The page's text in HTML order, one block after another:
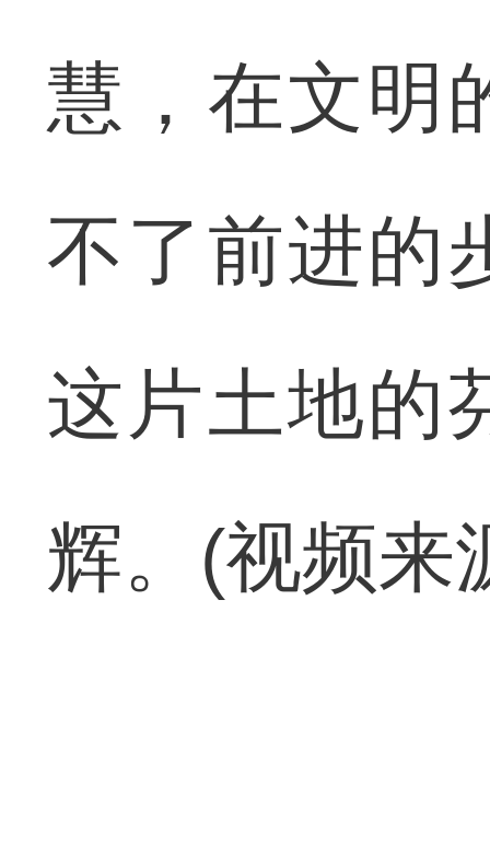
慧，在文明
不了前进的
这片土地的
辉。(视频来